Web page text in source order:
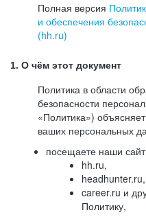
Полная версия
и обеспечения
(hh.ru)
1. О чём этот документ
Политика в области
безопасности
«Политика»)
ваших персональных
посещаете наши
hh.ru,
headhunter.ru,
career.ru и
Политику,